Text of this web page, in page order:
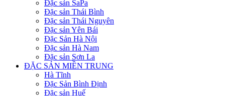
Đặc sản SaPa
Đặc sản Thái Bình
Đặc sản Thái Nguyên
Đặc sản Yên Bái
Đặc Sản Hà Nội
Đặc sản Hà Nam
Đặc sản Sơn La
ĐẶC SẢN MIỀN TRUNG
Hà Tĩnh
Đặc Sản Bình Định
Đặc sản Huế